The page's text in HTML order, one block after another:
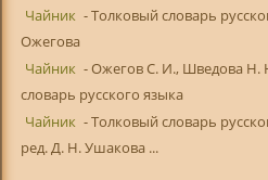
Чайник - Толковый словарь
Ожегова
Чайник - Ожегов С. И., Шведова Н.
словарь русского языка
Чайник - Толковый словарь
ред. Д. Н. Ушакова ...